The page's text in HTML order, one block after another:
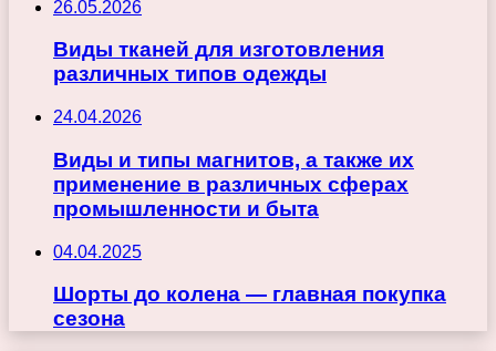
26.05.2026
Виды тканей для изготовления
различных типов одежды
24.04.2026
Виды и типы магнитов, а также их
применение в различных сферах
промышленности и быта
04.04.2025
Шорты до колена — главная покупка
сезона